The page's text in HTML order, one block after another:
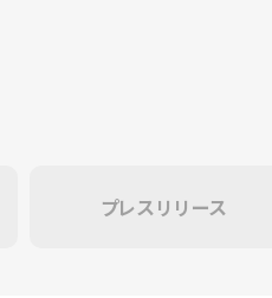
プレスリリース